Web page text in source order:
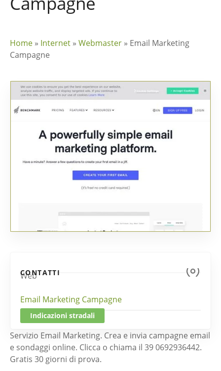
Home » Internet » Webmaster » Email Marketing
Campagne
CONTATTI
Web
Email Marketing Campagne
Indicazioni stradali
Servizio Email Marketing. Crea e invia campagne email
e sondaggi online. Clicca o chiama il 39 0692936442.
Gratis 30 giorni di prova.